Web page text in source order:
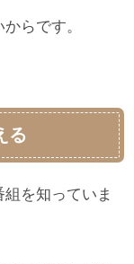
らです。
る
組を知っていま